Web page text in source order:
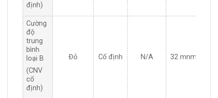
định)
Cường
độ
trung
bình
loại B
(CNV
cố
định)
Đỏ Cố định N/A 32 mnm